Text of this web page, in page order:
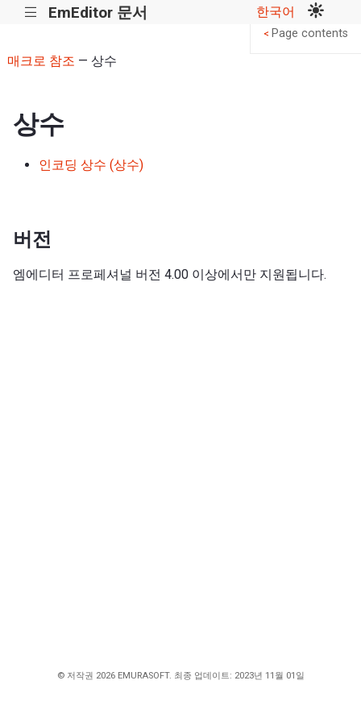
||| EmEditor 문서 한국어
매크로 참조 — 상수
상수
인코딩 상수 (상수)
버전
엠에디터 프로페셔널 버전 4.00 이상에서만 지원됩니다.
< Page contents
© 저작권 2026 EMURASOFT. 최종 업데이트: 2023년 11월 01일